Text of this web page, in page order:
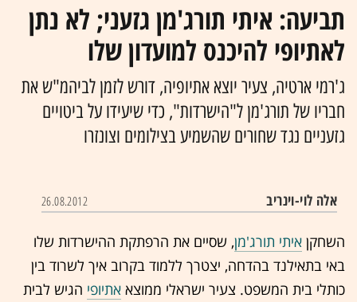
תביעה: איתי תורג'מן גזעני; לא נתן
לאתיופי להיכנס למועדון שלו
ג'רמי ארטיה, צעיר יוצא אתיופיה, דורש לזמן לביהמ"ש את
חבריו של תורג'מן ל"הישרדות", כדי שיעידו על ביטויים
גזעניים נגד שחורים שהשמיע בצילומים וצונזרו
אלה לוי-וינריב 26.08.2012
איתי תורג'מן, שסיים את הרפתקת ההישרדות שלו
באי בתאילנד בהדחה, יצטרך ללמוד בקרוב איך לשרוד בין
כותלי בית המשפט. צעיר ישראלי ממוצא אתיופי הגיש לבית